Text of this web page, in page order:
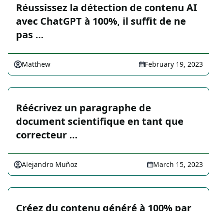
Réussissez la détection de contenu AI
avec ChatGPT à 100%, il suffit de ne
pas …
Matthew February 19, 2023
Réécrivez un paragraphe de
document scientifique en tant que
correcteur …
Alejandro Muñoz March 15, 2023
Créez du contenu généré à 100% par